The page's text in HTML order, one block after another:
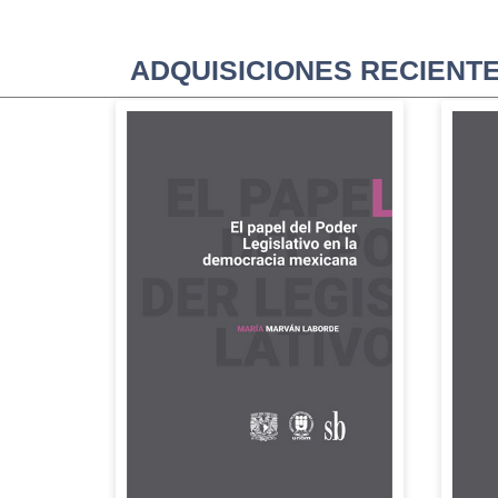
ADQUISICIONES